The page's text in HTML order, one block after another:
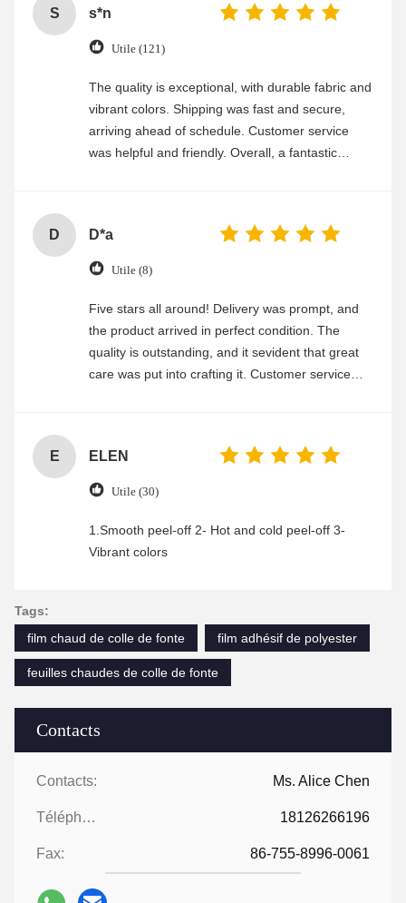
Contacts
Contacts: Ms. Alice Chen
Téléphone: 18126266196
Fax: 86-755-8996-0061
S s*n
Utile (121)
The quality is exceptional, with durable fabric and
vibrant colors. Shipping was fast and secure,
arriving ahead of schedule. Customer service
was helpful and friendly. Overall, a fantastic
D D*a
Utile (8)
Five stars all around! Delivery was prompt, and
the product arrived in perfect condition. The
quality is outstanding, and it sevident that great
care was put into crafting it. Customer service
E ELEN
Utile (30)
1.Smooth peel-off 2- Hot and cold peel-off 3-
Vibrant colors
Tags:
film chaud de colle de fonte
film adhésif de polyester
feuilles chaudes de colle de fonte